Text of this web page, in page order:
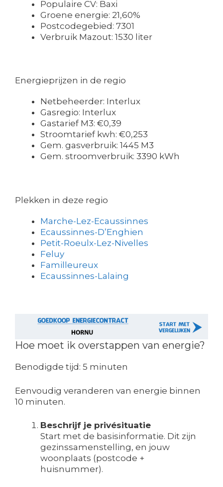
Populaire CV: Baxi
Groene energie: 21,60%
Postcodegebied: 7301
Verbruik Mazout: 1530 liter
Energieprijzen in de regio
Netbeheerder: Interlux
Gasregio: Interlux
Gastarief M3: €0,39
Stroomtarief kwh: €0,253
Gem. gasverbruik: 1445 M3
Gem. stroomverbruik: 3390 kWh
Plekken in deze regio
Marche-Lez-Ecaussinnes
Ecaussinnes-D’Enghien
Petit-Roeulx-Lez-Nivelles
Feluy
Familleureux
Ecaussinnes-Lalaing
Hoe moet ik overstappen van energie?
Benodigde tijd: 5 minuten
Eenvoudig veranderen van energie binnen
10 minuten.
Beschrijf je privésituatie
Start met de basisinformatie. Dit zijn
gezinssamenstelling, en jouw
woonplaats (postcode +
huisnummer).